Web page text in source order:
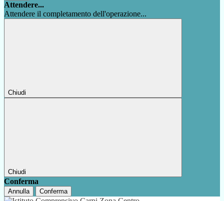
Attendere...
Attendere il completamento dell'operazione...
Chiudi
Chiudi
Conferma
Annulla Conferma